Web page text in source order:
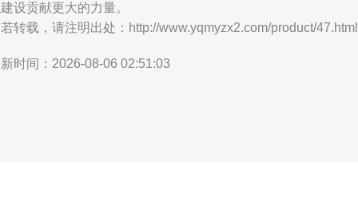
设贡献更大的力量。
转载，请注明出处：http://www.yqmyzx2.com/product/47.html
时间：2026-08-06 02:51:03